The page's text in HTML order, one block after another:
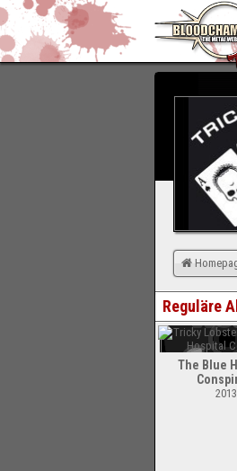
Reguläre
The Blue
2013